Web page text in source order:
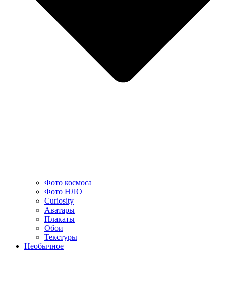
Фото космоса
Фото НЛО
Curiosity
Аватары
Плакаты
Обои
Текстуры
Необычное